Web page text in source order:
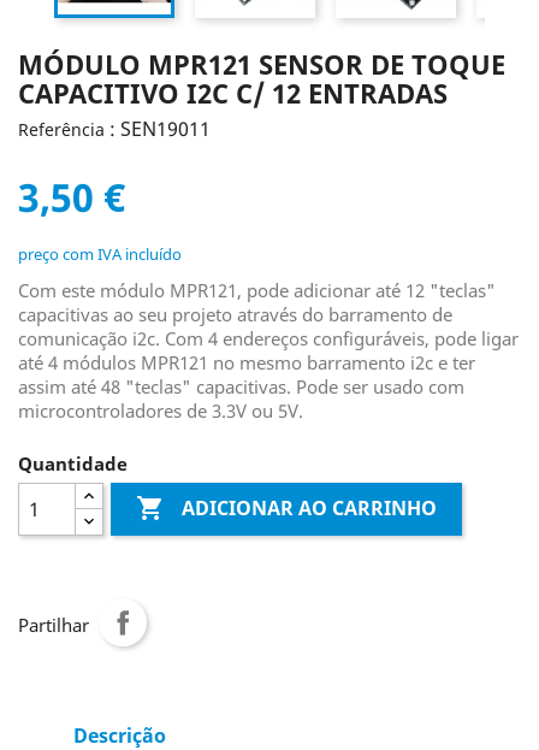
MÓDULO MPR121 SENSOR DE TOQUE
CAPACITIVO I2C C/ 12 ENTRADAS
Referência : SEN19011
3,50 €
preço com IVA incluído
Com este módulo MPR121, pode adicionar até 12 "teclas"
capacitivas ao seu projeto através do barramento de
comunicação i2c. Com 4 endereços configuráveis, pode ligar
até 4 módulos MPR121 no mesmo barramento i2c e ter
assim até 48 "teclas" capacitivas. Pode ser usado com
microcontroladores de 3.3V ou 5V.
Quantidade
 ADICIONAR AO CARRINHO
Partilhar
Descrição